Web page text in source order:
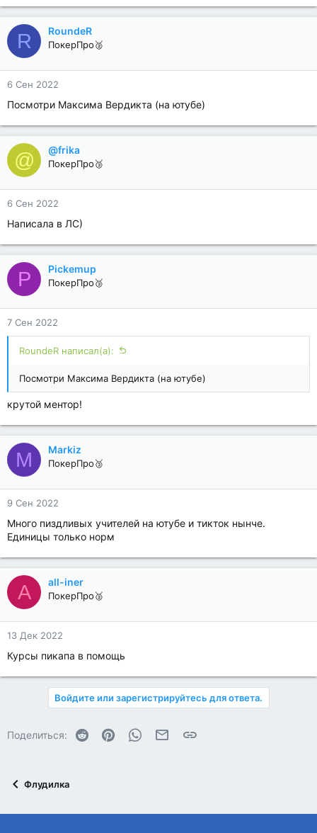
R RoundeR
ПокерПро🥈
6 Сен 2022
Посмотри Максима Вердикта (на ютубе)
@ @frika
ПокерПро🥉
6 Сен 2022
Написала в ЛС)
P Pickemup
ПокерПро🥉
7 Сен 2022
RoundeR написал(а):
Посмотри Максима Вердикта (на ютубе)
крутой ментор!
M Markiz
ПокерПро🥉
9 Сен 2022
Много пиздливых учителей на ютубе и тикток нынче.
Единицы только норм
A all-iner
ПокерПро🥈
13 Дек 2022
Курсы пикапа в помощь
Войдите или зарегистрируйтесь для ответа.
Поделиться: Reddit PinterestWhatsAppЭлектронная почта
Ссылка
Флудилка